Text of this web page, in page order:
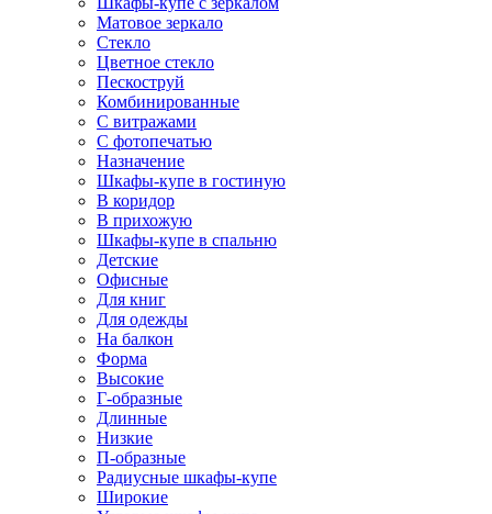
Матовое зеркало
Стекло
Цветное стекло
Пескоструй
Комбинированные
С витражами
С фотопечатью
Назначение
Шкафы-купе в гостиную
В коридор
В прихожую
Шкафы-купе в спальню
Детские
Офисные
Для книг
Для одежды
На балкон
Форма
Высокие
Г-образные
Длинные
Низкие
П-образные
Радиусные шкафы-купе
Широкие